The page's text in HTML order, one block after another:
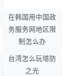
在韩国用中国政
务服务网地区限
制怎么办
台湾怎么玩塔防
之光